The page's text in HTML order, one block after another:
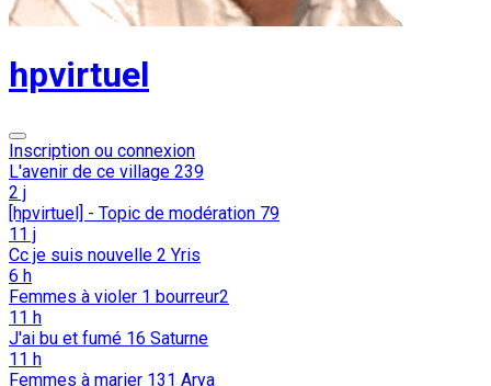
hpvirtuel
Inscription ou connexion
L'avenir de ce village 239
2 j
[hpvirtuel] - Topic de modération 79
11 j
Cc je suis nouvelle 2 Yris
6 h
Femmes à violer 1 bourreur2
11 h
J'ai bu et fumé 16 Saturne
11 h
Femmes à marier 131 Arya